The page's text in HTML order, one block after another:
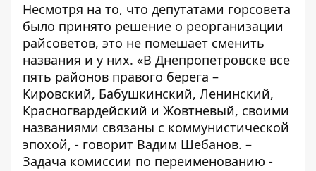
Несмотря на то, что депутатами горсовета
было принято решение о реорганизации
райсоветов, это не помешает сменить
названия и у них. «В Днепропетровске все
пять районов правого берега –
Кировский, Бабушкинский, Ленинский,
Красногвардейский и Жовтневый, своими
названиями связаны с коммунистической
эпохой, - говорит Вадим Шебанов. –
Задача комиссии по переименованию -